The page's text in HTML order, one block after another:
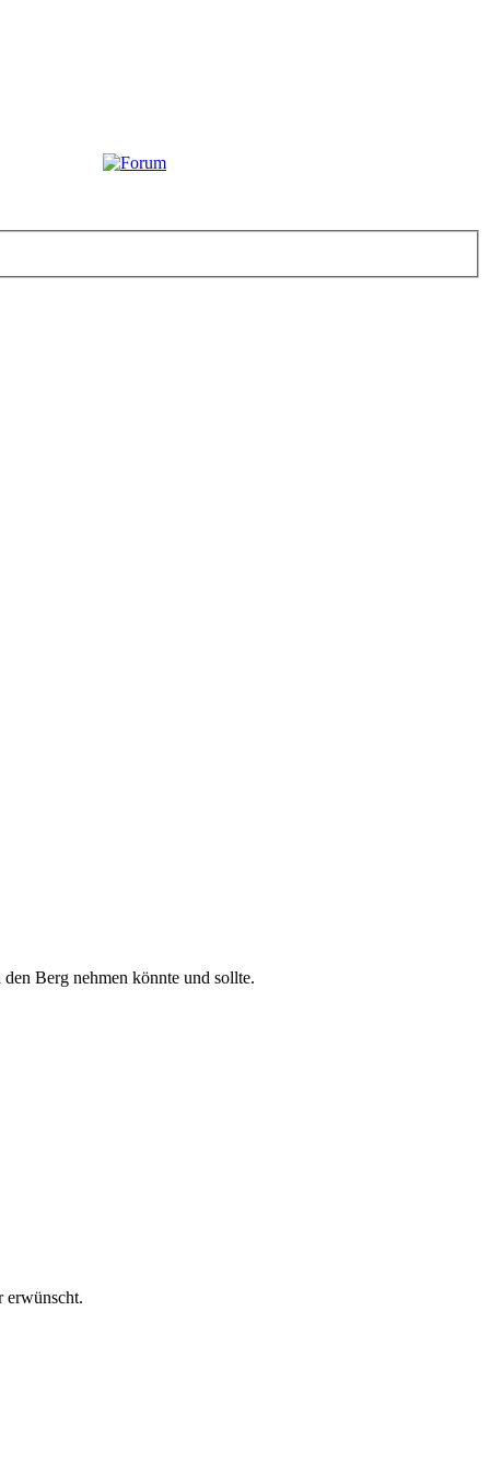
Berg nehmen könnte und sollte.
erwünscht.